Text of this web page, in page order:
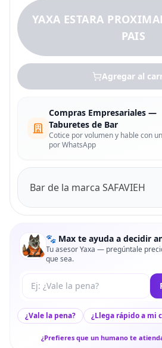
YAXA ESTARA
PAIS
Agregar al
Compras Empresariales —
Taburetes de Bar
Cotice por volumen y hable con
por WhatsApp
Bar de la marca SAFAVIEH
🐾 Max te ayuda a decidir
Tu asesor Yaxa — pregúntale
que sea.
Tu pregunta a Max
¿Vale la pena? ¿Llega rápido a mi
¿Prefieres que un humano te